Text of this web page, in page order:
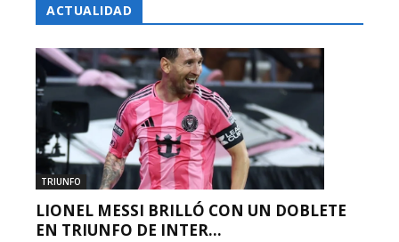
ACTUALIDAD
TRIUNFO
LIONEL MESSI BRILLÓ CON UN DOBLETE
EN TRIUNFO DE INTER...